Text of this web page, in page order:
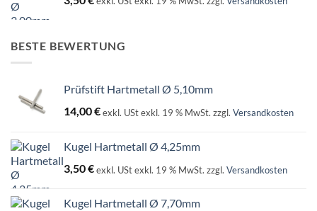
BESTE BEWERTUNG
Prüfstift Hartmetall Ø 5,10mm
14,00€exkl. UStexkl. 19 % MwSt. zzgl. Versandkosten
Kugel Hartmetall Ø 4,25mm
3,50€exkl. UStexkl. 19 % MwSt. zzgl. Versandkosten
Kugel Hartmetall Ø 7,70mm